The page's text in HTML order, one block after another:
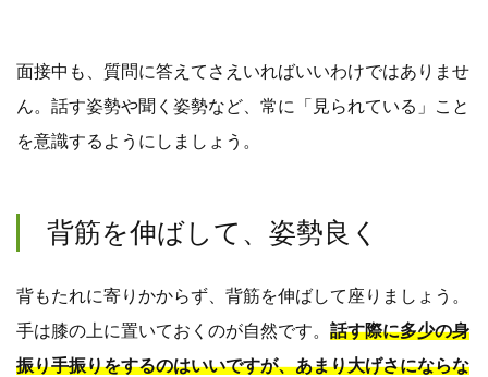
面接中も、質問に答えてさえいればいいわけではありませ
ん。話す姿勢や聞く姿勢など、常に「見られている」こと
を意識するようにしましょう。
背筋を伸ばして、姿勢良く
背もたれに寄りかからず、背筋を伸ばして座りましょう。
手は膝の上に置いておくのが自然です。 話す際に多少の身
振り手振りをするのはいいですが、あまり大げさにならな